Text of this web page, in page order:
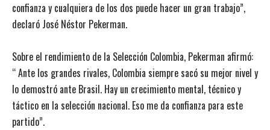
confianza y cualquiera de los dos puede hacer un gran trabajo”,
declaró José Néstor Pekerman.
Sobre el rendimiento de la Selección Colombia, Pekerman afirmó:
“ Ante los grandes rivales, Colombia siempre sacó su mejor nivel y
lo demostró ante Brasil. Hay un crecimiento mental, técnico y
táctico en la selección nacional. Eso me da confianza para este
partido”.